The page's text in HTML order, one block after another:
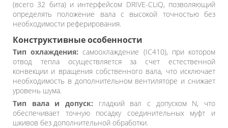
(всего 32 бита) и интерфейсом DRIVE-CLiQ, позволяющий
определять положение вала с высокой точностью без
необходимости реферирования.
Конструктивные особенности
Тип охлаждения: самоохлаждение (IC410), при котором
отвод тепла осуществляется за счет естественной
конвекции и вращения собственного вала, что исключает
необходимость в дополнительном вентиляторе и снижает
уровень шума.
Тип вала и допуск: гладкий вал с допуском N, что
обеспечивает точную посадку соединительных муфт и
шкивов без дополнительной обработки.